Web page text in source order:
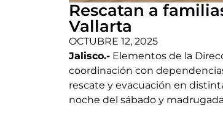
Rescatan a
Vallarta
OCTUBRE 12, 2025
Jalisco.- Elementos de la
coordinación con
rescate y evacuación en
noche del sábado y